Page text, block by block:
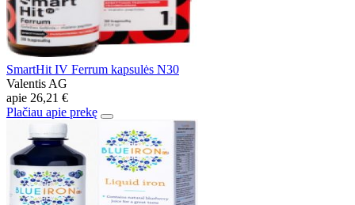
SmartHit IV Ferrum kapsulės N30
Valentis AG
apie 26,21 €
Plačiau apie prekę